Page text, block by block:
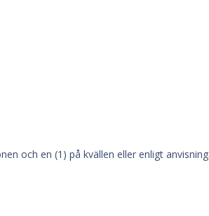
och en (1) på kvällen eller enligt